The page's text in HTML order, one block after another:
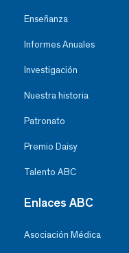
Enseñanza
Informes Anuales
Investigación
Nuestra historia
Patronato
Premio Daisy
Talento ABC
Enlaces ABC
Asociación Médica